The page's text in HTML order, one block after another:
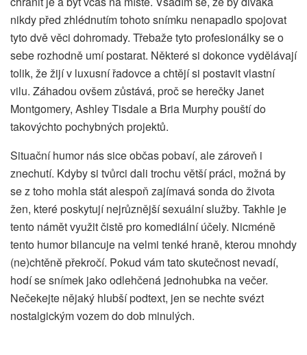
nikdy před zhlédnutím tohoto snímku nenapadlo spojovat
tyto dvě věci dohromady. Třebaže tyto profesionálky se o
sebe rozhodně umí postarat. Některé si dokonce vydělávají
tolik, že žijí v luxusní řadovce a chtějí si postavit vlastní
vilu. Záhadou ovšem zůstává, proč se herečky Janet
Montgomery, Ashley Tisdale a Bria Murphy pouští do
takovýchto pochybných projektů.
Situační humor nás sice občas pobaví, ale zároveň i
znechutí. Kdyby si tvůrci dali trochu větší práci, možná by
se z toho mohla stát alespoň zajímavá sonda do života
žen, které poskytují nejrůznější sexuální služby. Takhle je
tento námět využit čistě pro komediální účely. Nicméně
tento humor bilancuje na velmi tenké hraně, kterou mnohdy
(ne)chtěně překročí. Pokud vám tato skutečnost nevadí,
hodí se snímek jako odlehčená jednohubka na večer.
Nečekejte nějaký hlubší podtext, jen se nechte svézt
nostalgickým vozem do dob minulých.